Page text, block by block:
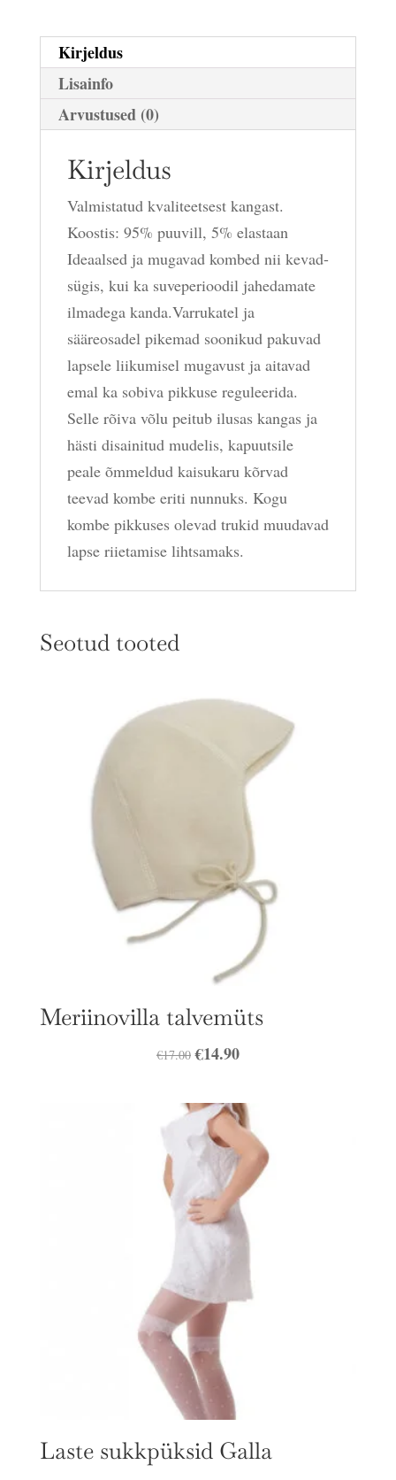
Kirjeldus
Lisainfo
Arvustused (0)
Kirjeldus
Valmistatud kvaliteetsest kangast.
Koostis: 95% puuvill, 5% elastaan
Ideaalsed ja mugavad kombed nii kevad-
sügis, kui ka suveperioodil jahedamate
ilmadega kanda.Varrukatel ja
sääreosadel pikemad soonikud pakuvad
lapsele liikumisel mugavust ja aitavad
emal ka sobiva pikkuse reguleerida.
Selle rõiva võlu peitub ilusas kangas ja
hästi disainitud mudelis, kapuutsile
peale õmmeldud kaisukaru kõrvad
teevad kombe eriti nunnuks. Kogu
kombe pikkuses olevad trukid muudavad
lapse riietamise lihtsamaks.
Seotud tooted
Meriinovilla talvemüts
€17.00 Algne
oli:
€17.00.
€14.90Praegune
on:
€14.90.
Laste sukkpüksid Galla